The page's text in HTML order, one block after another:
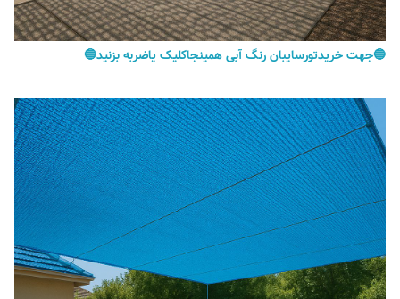
🔵جهت خریدتورسایبان رنگ آبی همینجاکلیک یاضربه بزنید🔵